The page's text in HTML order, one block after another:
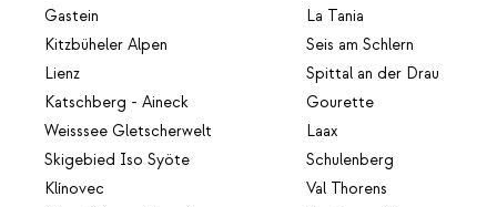
Gastein
Kitzbüheler Alpen
Lienz
Katschberg - Aineck
Weisssee Gletscherwelt
Skigebied Iso Syöte
Klínovec
La Tania
Seis am Schlern
Spittal an der Drau
Gourette
Laax
Schulenberg
Val Thorens